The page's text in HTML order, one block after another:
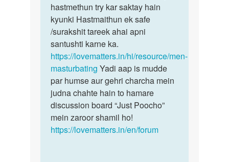
chahta
hun
by
AZhar
bohot
hi…
hastmethun try kar saktay hain
kyunki Hastmaithun ek safe
/surakshit tareek ahai apni
santushti karne ka.
https://lovematters.in/hi/resource/men-
masturbating Yadi aap is mudde
par humse aur gehri charcha mein
judna chahte hain to hamare
discussion board “Just Poocho”
mein zaroor shamil ho!
https://lovematters.in/en/forum